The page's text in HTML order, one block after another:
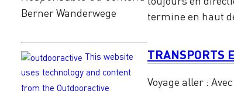
Berner Wanderwege
This website
uses technology and content
from the Outdooractive
termine en haut
TRANSPORTS
Voyage aller :